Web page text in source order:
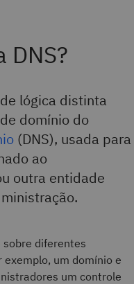
DNS?
lógica distinta
domínio do
(DNS), usada para
ao
outra entidade
sobre diferentes
exemplo, um domínio e
um controle